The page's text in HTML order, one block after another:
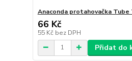
Anaconda protahovačka
66 Kč
55 Kč bez DPH
Přidat do